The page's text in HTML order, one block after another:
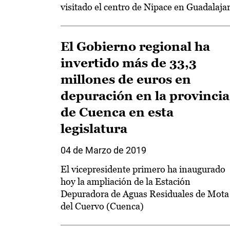
visitado el centro de Nipace en
El Gobierno regional ha
invertido más de 33,3
millones de euros en
depuración en la provincia
de Cuenca en esta
legislatura
04 de Marzo de 2019
El vicepresidente primero ha inaugurado
hoy la ampliación de la Estación
Depuradora de Aguas Residuales de Mota
del Cuervo (Cuenca)